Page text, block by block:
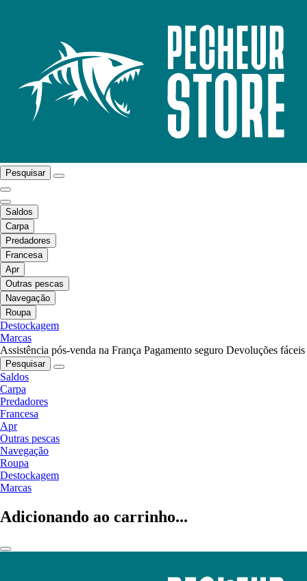
Pesquisar
Saldos
Carpa
Predadores
Francesa
Apr
Outras pescas
Navegação
Roupa
Destockagem
Marcas
Assistência pós-venda na França Pagamento seguro Devoluções fáceis
Pesquisar
Saldos
Carpa
Predadores
Francesa
Apr
Outras pescas
Navegação
Roupa
Destockagem
Marcas
Adicionando ao carrinho...